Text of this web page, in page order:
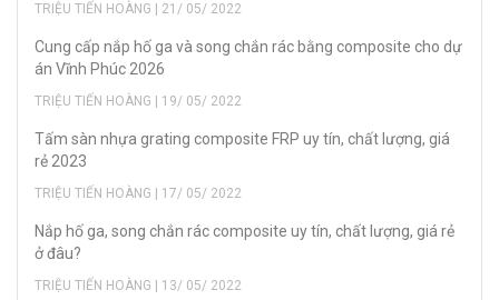
TRIỆU TIẾN HOÀNG | 21/ 05/ 2022
Cung cấp nắp hố ga và song chắn rác bằng composite cho dự
án Vĩnh Phúc 2026
TRIỆU TIẾN HOÀNG | 19/ 05/ 2022
Tấm sàn nhựa grating composite FRP uy tín, chất lượng, giá
rẻ 2023
TRIỆU TIẾN HOÀNG | 17/ 05/ 2022
Nắp hố ga, song chắn rác composite uy tín, chất lượng, giá rẻ
ở đâu?
TRIỆU TIẾN HOÀNG | 13/ 05/ 2022